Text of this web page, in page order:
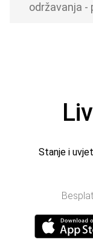
održavanja -
Stanje i